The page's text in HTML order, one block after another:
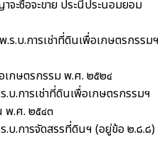
ะซื้อจะขาย ประนีประนอมยอม
.บ.การเช่าที่ดินเพื่อเกษตรกรรมฯ
เกษตรกรรม พ.ศ. ๒๕๒๔
บ.การเช่าที่ดินเพื่อเกษตรกรรมฯ
พ.ศ. ๒๕๔๓
.บ.การจัดสรรที่ดินฯ (อยู่ข้อ ๒.๘.๘)